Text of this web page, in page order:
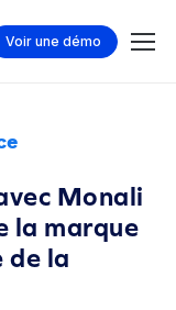
Voir une démo
Monali
la marque
de la